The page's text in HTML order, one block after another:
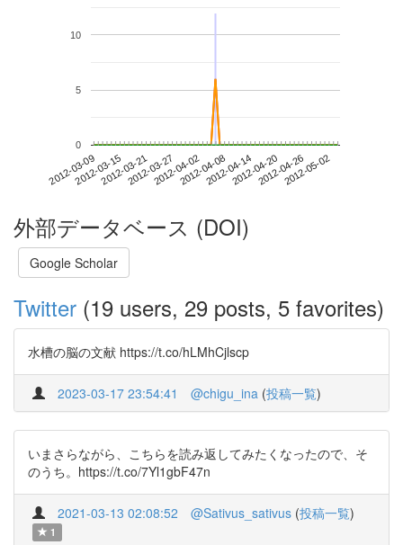
2012-03-092012-03-152012-03-212012-03-272012-04-022012-04-082012-04-142012-04-202012-04-262012-05-02
0
5
10
外部データベース (DOI)
Google Scholar
Twitter (19 users, 29 posts, 5 favorites)
水槽の脳の文献 https://t.co/hLMhCjlscp
2023-03-17 23:54:41 @chigu_ina (投稿一覧)
いまさらながら、こちらを読み返してみたくなったので、そ
のうち。https://t.co/7Yl1gbF47n
2021-03-13 02:08:52 @Sativus_sativus (投稿一覧)
1